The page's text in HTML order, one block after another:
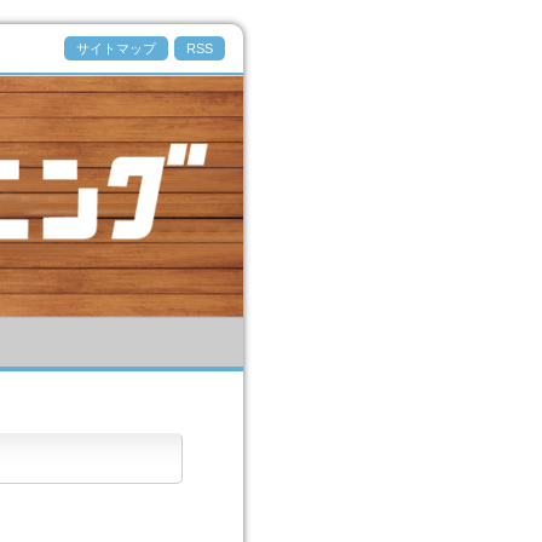
サイトマップ RSS